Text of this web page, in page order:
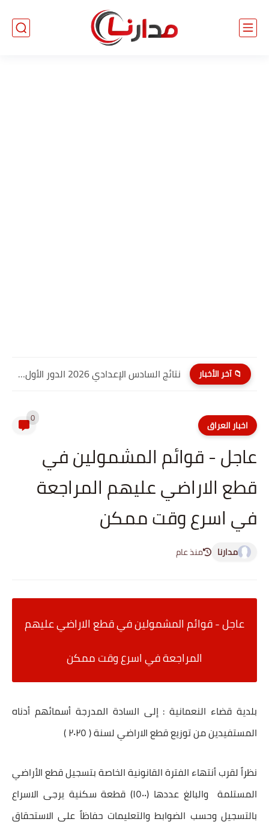
📁 آخر الأخبار نتائج السادس الإعدادي 2026 الدور الأول PDF النجف الاشرف| موقع...
اخبار العراق 0
عاجل - قوائم المشمولين في
قطع الاراضي عليهم المراجعة
في اسرع وقت ممكن
مدارنا منذ عام
عاجل - قوائم المشمولين في قطع الاراضي عليهم
المراجعة في اسرع وقت ممكن
بلدية قضاء النعمانية : إلى السادة المدرجة أسمائهم أدناه
المستفيدين من توزيع قطع الاراضي لسنة ( ٢٠٢٥ )
نظراً لقرب أنتهاء الفترة القانونية الخاصة بتسجيل قطع الأراضي
المستلمة والبالغ عددها (١٥٠٠) قطعة سكنية يرجى الاسراع
بالتسجيل وحسب الضوابط والتعليمات حفاظاً على الاستحقاق